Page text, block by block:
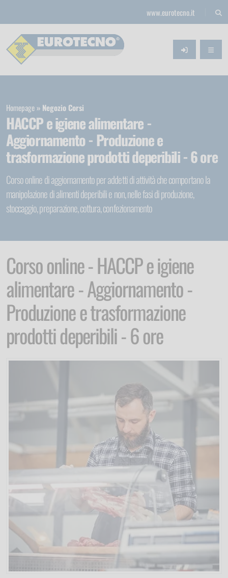
www.eurotecno.it
HACCP e igiene alimentare -
Aggiornamento - Produzione e
trasformazione prodotti deperibili - 6 ore
Corso online di aggiornamento per addetti di attività che comportano la
manipolazione di alimenti deperibili e non, nelle fasi di produzione,
stoccaggio, preparazione, cottura, confezionamento
Homepage Negozio Corsi
Corso online - HACCP e igiene
alimentare - Aggiornamento -
Produzione e trasformazione
prodotti deperibili - 6 ore